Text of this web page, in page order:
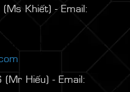
Khiết) - Email:
Hiếu) - Email: